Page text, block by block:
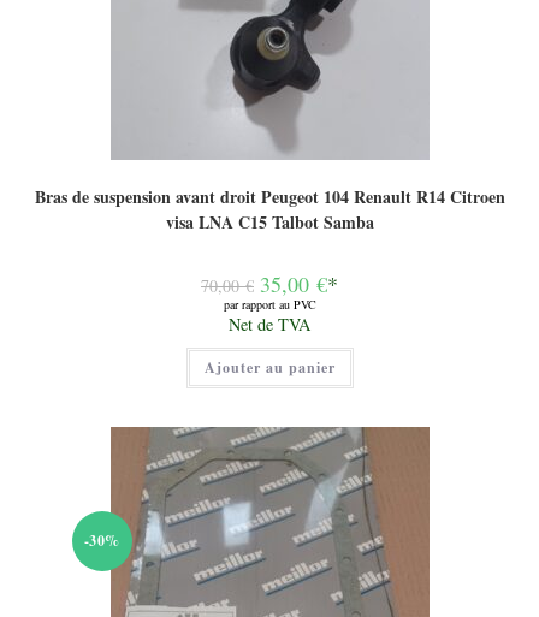
Bras de suspension avant droit Peugeot 104 Renault R14 Citroen
visa LNA C15 Talbot Samba
70,00€ Le
prix
initial
était :
70,00 €.
35,00 €*
par rapport au PVC
Le
prix
actuel
est :
35,00 €.
Net de TVA
Ajouter au panier
-30%